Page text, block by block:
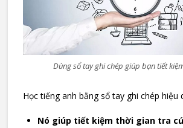
Dùng sổ tay ghi chép giúp bạn tiết
Học tiếng anh bằng sổ tay ghi chép hiệu
Nó giúp tiết kiệm thời gian tra